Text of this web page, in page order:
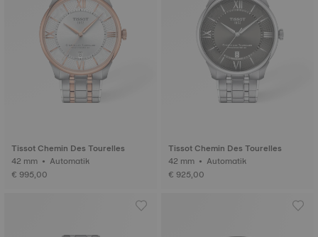
Tissot Chemin Des Tourelles
42 mm • Automatik
€ 995,00
Tissot Chemin Des Tourelles
42 mm • Automatik
€ 925,00